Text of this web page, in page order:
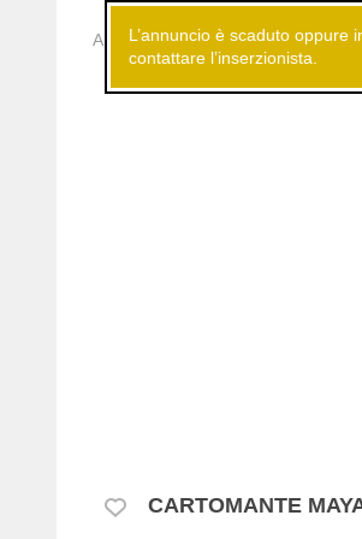
Annunci gratuiti Servizi
L’annuncio è scaduto oppure
contattare l’inserzionista.
CARTOMANTE